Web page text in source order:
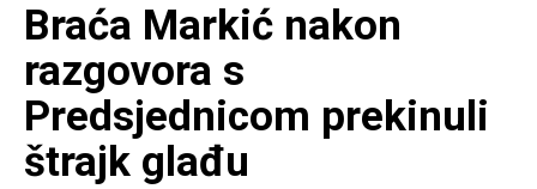
Braća Markić nakon
razgovora s
Predsjednicom prekinuli
štrajk glađu